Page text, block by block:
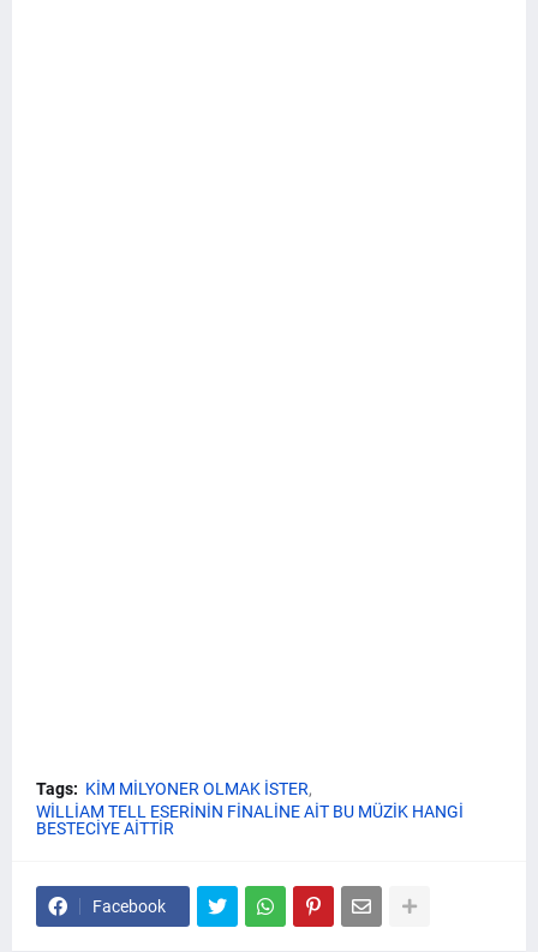
Tags: KİM MİLYONER OLMAK İSTER
WİLLİAM TELL ESERİNİN FİNALİNE AİT BU MÜZİK HANGİ
BESTECİYE AİTTİR
Facebook